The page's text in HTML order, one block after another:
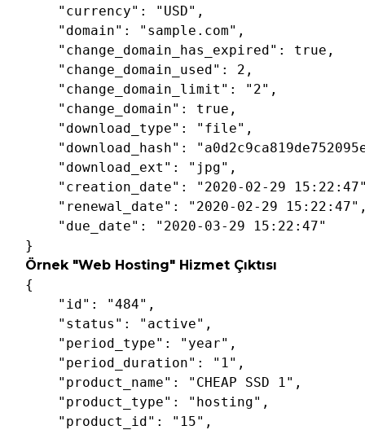
"currency" : "USD" ,
"domain" : "sample.com" ,
"change_domain_has_expired" : true ,
"change_domain_used" : 2 ,
"change_domain_limit" : "2" ,
"change_domain" : true ,
"download_type" : "file" ,
"download_hash" :
"download_ext" : "jpg" ,
"creation_date" : "2020-02-29
"renewal_date" : "2020-02-29 15:22:47"
"due_date" : "2020-03-29 15:22:47"
}
Örnek "Web Hosting" Hizmet Çıktısı
{
"id" : "484" ,
"status" : "active" ,
"period_type" : "year" ,
"period_duration" : "1" ,
"product_name" : "CHEAP SSD 1" ,
"product_type" : "hosting" ,
"product_id" : "15" ,